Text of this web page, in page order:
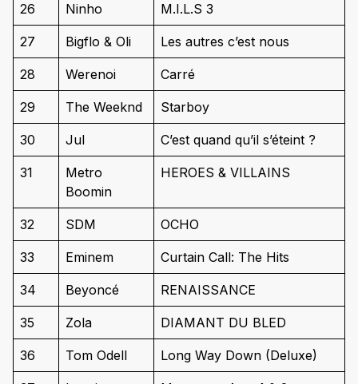
26 Ninho M.I.L.S 3
27 Bigflo & Oli Les autres c’est nous
28 Werenoi Carré
29 The Weeknd Starboy
30 Jul C’est quand qu’il s’éteint ?
31
Metro
Boomin
HEROES & VILLAINS
32 SDM OCHO
33 Eminem Curtain Call: The Hits
34 Beyoncé RENAISSANCE
35 Zola DIAMANT DU BLED
36 Tom Odell Long Way Down (Deluxe)